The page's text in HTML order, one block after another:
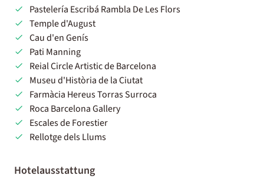
Pastelería Escribá Rambla De Les Flors
Temple d'August
Cau d'en Genís
Pati Manning
Reial Circle Artistic de Barcelona
Museu d'Història de la Ciutat
Farmàcia Hereus Torras Surroca
Roca Barcelona Gallery
Escales de Forestier
Rellotge dels Llums
Hotelausstattung